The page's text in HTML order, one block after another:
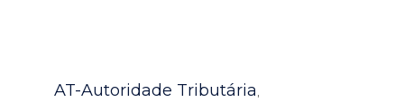
Category
AT-Autoridade Tributária,